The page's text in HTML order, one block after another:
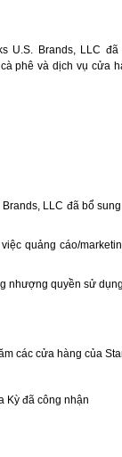
Brands, LLC
phê và dịch vụ cửa
LLC đã bổ
cáo/
quyền sử
các cửa hàng của
Kỳ đã công nhận